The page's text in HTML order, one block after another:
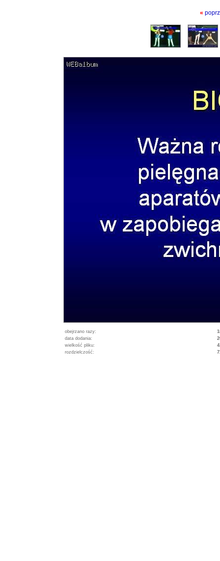
«
obejrzano razy:
data dodania:
wielkość pliku:
rozdzielczość: